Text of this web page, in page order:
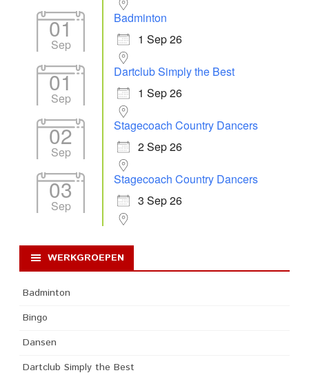
01
Sep
Badminton
1 Sep 26
01
Sep
Dartclub Simply the Best
1 Sep 26
02
Sep
Stagecoach Country Dancers
2 Sep 26
03
Sep
Stagecoach Country Dancers
3 Sep 26
WERKGROEPEN
Badminton
Bingo
Dansen
Dartclub Simply the Best